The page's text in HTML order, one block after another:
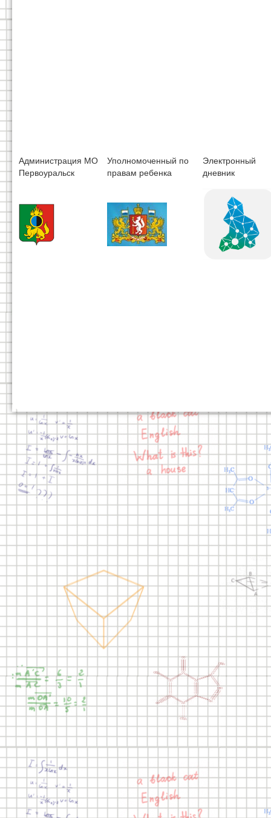
Администрация МО
Первоуральск
Уполномоченный по
правам ребенка
Электронный
дневник